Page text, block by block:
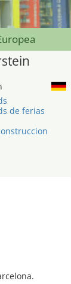
de ferias